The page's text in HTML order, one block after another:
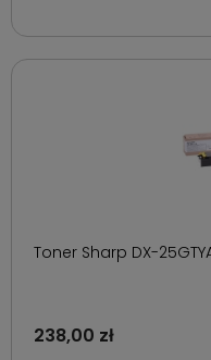
Toner Sharp DX-
238,00 zł